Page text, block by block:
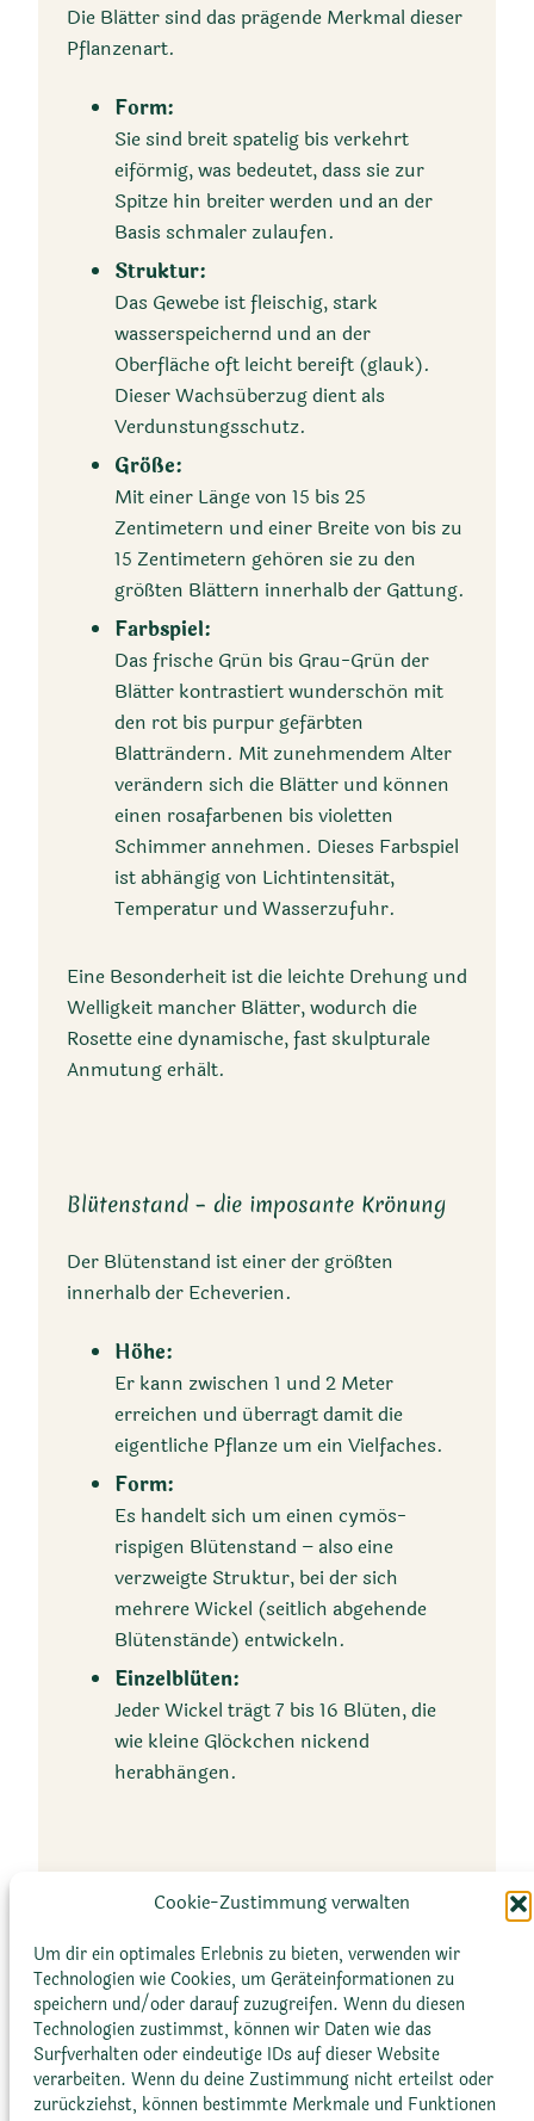
Cookie-Zustimmung verwalten
Um dir ein optimales Erlebnis zu bieten, verwenden wir
Technologien wie Cookies, um Geräteinformationen zu
speichern und/oder darauf zuzugreifen. Wenn du diesen
Technologien zustimmst, können wir Daten wie das
Surfverhalten oder eindeutige IDs auf dieser Website
verarbeiten. Wenn du deine Zustimmung nicht erteilst oder
zurückziehst, können bestimmte Merkmale und Funktionen
Wächst auf trockenen
Wänden und
Kalksteinrücken
Klimazone
–
Mexiko
Ursprungsregionen
Wuchsform
Sukkulenter Halbstrauch
Bis zu 50 Zentimeter
Durchmesser:
Die Blätter sind das prägende Merkmal dieser
Pflanzenart.
Form:
Sie sind breit spatelig bis verkehrt
eiförmig, was bedeutet, dass sie zur
Spitze hin breiter werden und an der
Basis schmaler zulaufen.
Struktur:
Das Gewebe ist fleischig, stark
wasserspeichernd und an der
Oberfläche oft leicht bereift (glauk).
Dieser Wachsüberzug dient als
Verdunstungsschutz.
Größe:
Mit einer Länge von 15 bis 25
Zentimetern und einer Breite von bis zu
15 Zentimetern gehören sie zu den
größten Blättern innerhalb der Gattung.
Farbspiel:
Das frische Grün bis Grau-Grün der
Blätter kontrastiert wunderschön mit
den rot bis purpur gefärbten
Blatträndern. Mit zunehmendem Alter
verändern sich die Blätter und können
einen rosafarbenen bis violetten
Schimmer annehmen. Dieses Farbspiel
ist abhängig von Lichtintensität,
Temperatur und Wasserzufuhr.
Eine Besonderheit ist die leichte Drehung und
Welligkeit mancher Blätter, wodurch die
Rosette eine dynamische, fast skulpturale
Anmutung erhält.
Blütenstand – die imposante Krönung
Der Blütenstand ist einer der größten
innerhalb der Echeverien.
Höhe:
Er kann zwischen 1 und 2 Meter
erreichen und überragt damit die
eigentliche Pflanze um ein Vielfaches.
Form:
Es handelt sich um einen cymös-
rispigen Blütenstand – also eine
verzweigte Struktur, bei der sich
mehrere Wickel (seitlich abgehende
Blütenstände) entwickeln.
Einzelblüten:
Jeder Wickel trägt 7 bis 16 Blüten, die
wie kleine Glöckchen nickend
herabhängen.
Blüten – filigrane Details
Die Blüten sind ein kunstvolles Detail:
Kelchblätter:
Sie sind ungleich geformt, ausgebreitet
bis zurückgeschlagen, und können bis